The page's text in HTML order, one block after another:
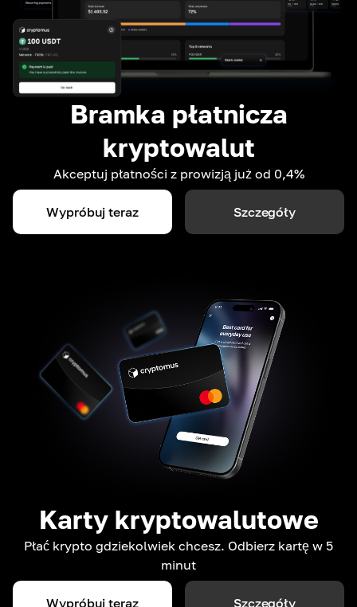
Bramka płatnicza
kryptowalut
Akceptuj płatności z prowizją już od 0,4%
Wypróbuj teraz Szczegóły
Karty kryptowalutowe
Płać krypto gdziekolwiek chcesz. Odbierz kartę w 5
minut
Wypróbuj teraz Szczegóły